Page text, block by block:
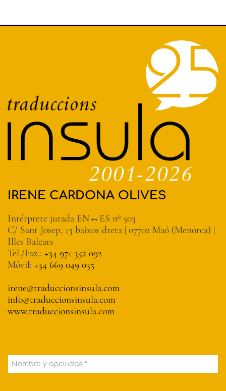
IRENE CARDONA OLIVES
Intérprete jurada EN↔ES nº 503
C/ Sant Josep, 13 baixos dreta | 07702 Maó (Menorca) |
Illes Balears
Tel./Fax.: +34 971 352 092
Móvil: +34 669 049 035
irene@traduccionsinsula.com
info@traduccionsinsula.com
www.traduccionsinsula.com
Nombre y apellidos *